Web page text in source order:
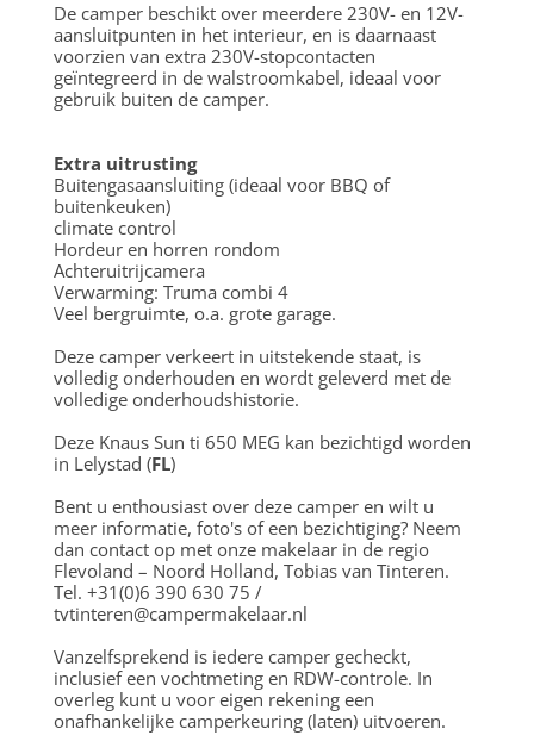
De camper beschikt over meerdere 230V- en 12V-
aansluitpunten in het interieur, en is daarnaast
voorzien van extra 230V-stopcontacten
geïntegreerd in de walstroomkabel, ideaal voor
gebruik buiten de camper.
Extra uitrusting
Buitengasaansluiting (ideaal voor BBQ of
buitenkeuken)
climate control
Hordeur en horren rondom
Achteruitrijcamera
Verwarming: Truma combi 4
Veel bergruimte, o.a. grote garage.
Deze camper verkeert in uitstekende staat, is
volledig onderhouden en wordt geleverd met de
volledige onderhoudshistorie.
Deze Knaus Sun ti 650 MEG kan bezichtigd worden
in Lelystad (FL)
Bent u enthousiast over deze camper en wilt u
meer informatie, foto's of een bezichtiging? Neem
dan contact op met onze makelaar in de regio
Flevoland – Noord Holland, Tobias van Tinteren.
Tel. +31(0)6 390 630 75 /
tvtinteren@campermakelaar.nl
Vanzelfsprekend is iedere camper gecheckt,
inclusief een vochtmeting en RDW-controle. In
overleg kunt u voor eigen rekening een
onafhankelijke camperkeuring (laten) uitvoeren.